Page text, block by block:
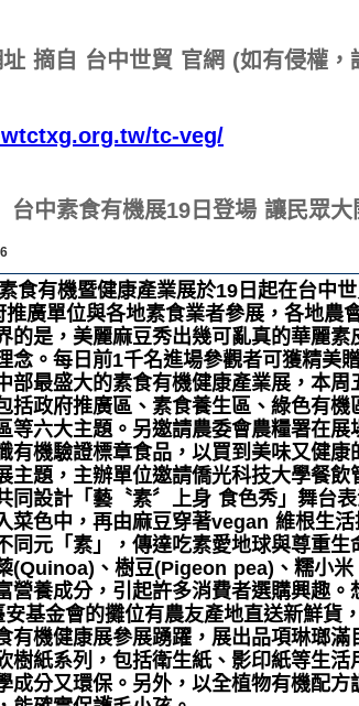
摘自 台中世貿 官網 (如有侵權，
tc-veg/
台中素食有機展19日登場 讓民眾
食有機暨健康產業展於19日起在台中
推廣單位與各地素食業者參展，各地農
的是，美麗麻豆秀出幾可亂真的華麗
念。每日前1千名進場參觀者可獲精美
部最盛大的素食有機健康產業展，本
括政府推廣區、素食養生區、綠色有機
等六大主題。另邀請農委會農糧署在
有機驗證標章食品，以買到美味又健康
主題，主辦單位邀請僑光科技大學餐
同設計「藝〝素〞上身 食色秀」舞台
菜色中，再由麻豆穿著vegan 維根生
同元「素」，傳達吃素愛地球與尊重生
(Quinoa)、樹豆(Pigeon pea)、糯小米
營養成分，引起許多消費者選購興趣
基金會的攤位有農友產地直送新鮮貨
有機健康展參展踴躍，展出品項琳瑯
樹紙系列，包括衛生紙、影印紙等生
成分又環保。另外，以全植物有機配